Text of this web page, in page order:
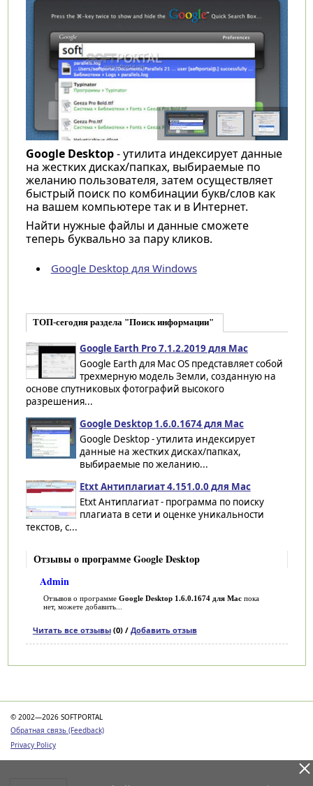
Google Desktop- утилита индексирует данные
на жестких дисках/папках, выбираемые по
желанию пользователя, затем осуществляет
быстрый поиск по комбинации букв/слов как
на вашем компьютере так и в Интернет.
Найти нужные файлы и данные сможете
теперь буквально за пару кликов.
Google Desktop для Windows
ТОП-сегодня раздела "Поиск информации"
Google Earth Pro 7.1.2.2019 для Mac
Google Earth для Mac OS представляет собой
трехмерную модель Земли, созданную на
основе спутниковых фотографий высокого
разрешения...
Google Desktop 1.6.0.1674 для Mac
Google Desktop - утилита индексирует
данные на жестких дисках/папках,
выбираемые по желанию...
Etxt Антиплагиат 4.151.0.0 для Mac
Etxt Антиплагиат - программа по поиску
плагиата в сети и оценке уникальности
текстов, с...
Отзывы о программе Google Desktop
Admin
Отзывов о программе Google Desktop 1.6.0.1674 для Macпока
нет, можете добавить...
Читать все отзывы(0) / Добавить отзыв
© 2002—2026 SOFTPORTAL
Обратная связь (Feedback)
Privacy Policy